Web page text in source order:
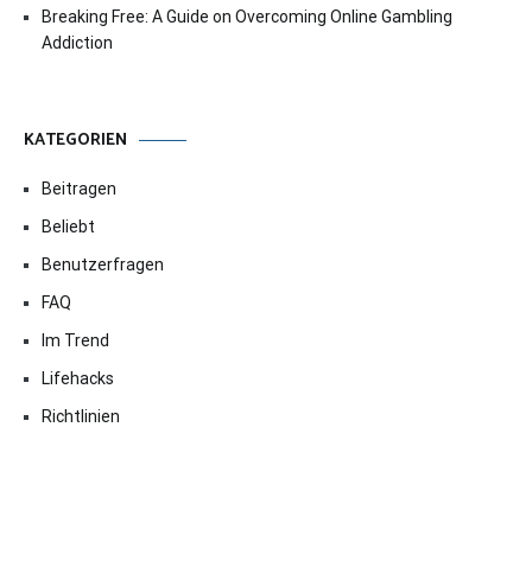
Breaking Free: A Guide on Overcoming Online Gambling
Addiction
KATEGORIEN
Beitragen
Beliebt
Benutzerfragen
FAQ
Im Trend
Lifehacks
Richtlinien